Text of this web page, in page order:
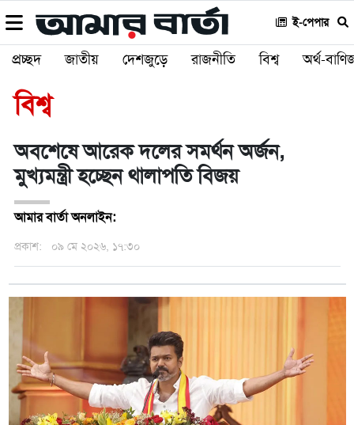
ই-পেপার
প্রচ্ছদ জাতীয় দেশজুড়ে রাজনীতি বিশ্ব অর্থ-
বিশ্ব
অবশেষে আরেক দলের সমর্থন অর্জন,
মুখ্যমন্ত্রী হচ্ছেন থালাপতি বিজয়
আমার বার্তা অনলাইন:
প্রকাশ: ০৯ মে ২০২৬, ১৭:৩০